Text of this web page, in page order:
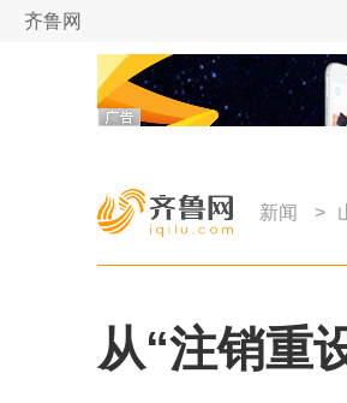
齐鲁网
新闻 >
从“注销重